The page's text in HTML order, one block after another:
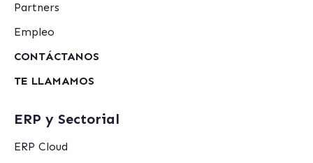
Partners
Empleo
CONTÁCTANOS
TE LLAMAMOS
ERP y Sectorial
ERP Cloud